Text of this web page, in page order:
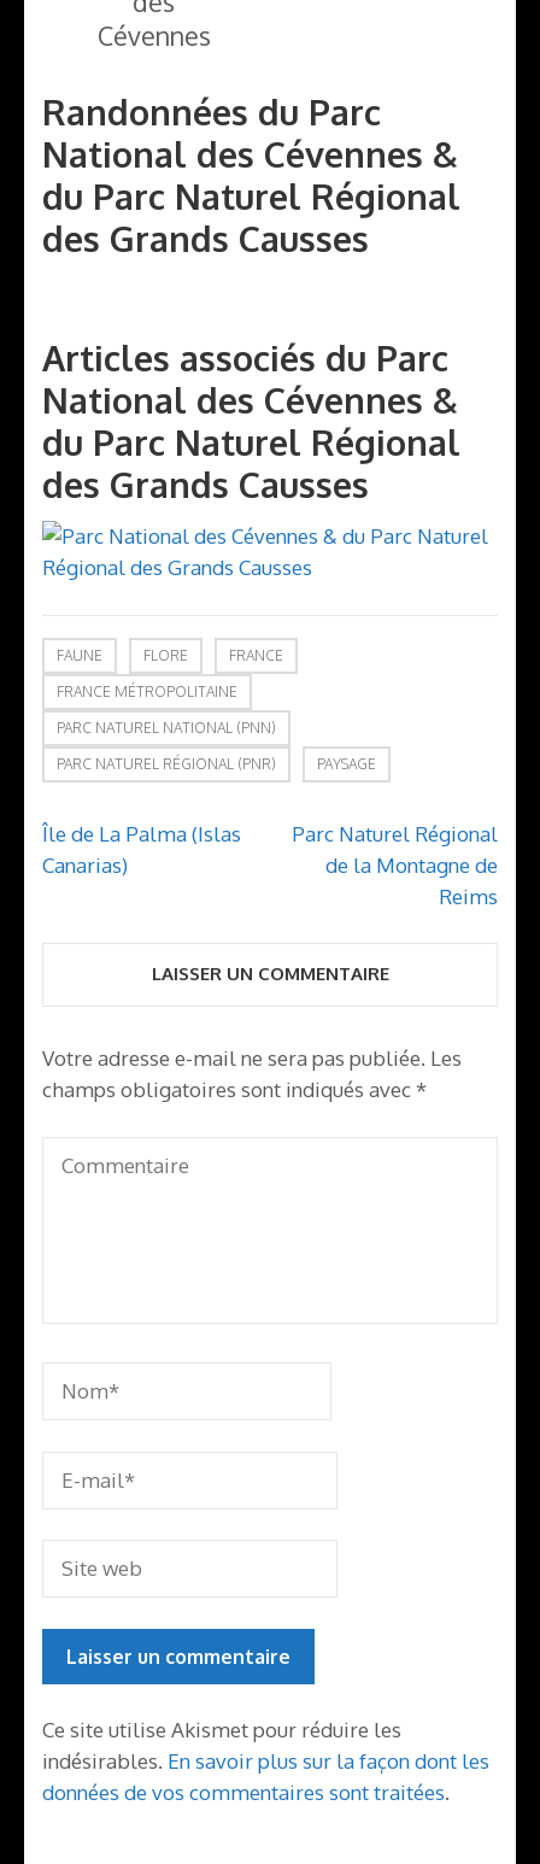
Cévennes
Randonnées du Parc
National des Cévennes &
du Parc Naturel Régional
des Grands Causses
Articles associés du Parc
National des Cévennes &
du Parc Naturel Régional
des Grands Causses
FAUNE FLORE
FRANCE
FRANCE MÉTROPOLITAINE
PARC NATUREL NATIONAL (PNN)
PARC NATUREL RÉGIONAL (PNR)
PAYSAGE
Navigation
de
Île de La Palma (Islas
Canarias)
Parc Naturel Régional
de la Montagne de
Reims
LAISSER UN COMMENTAIRE
Votre adresse e-mail ne sera pas publiée. Les
champs obligatoires sont indiqués avec *
Ce site utilise Akismet pour réduire les
indésirables. En savoir plus sur la façon dont les
données de vos commentaires sont traitées.